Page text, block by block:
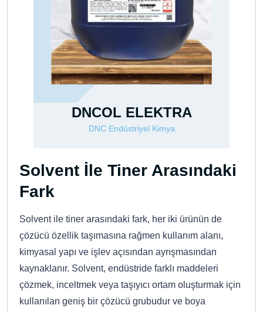
DNCOL ELEKTRA
DNC Endüstriyel Kimya
Solvent İle Tiner Arasındaki
Fark
Solvent ile tiner arasındaki fark, her iki ürünün de
çözücü özellik taşımasına rağmen kullanım alanı,
kimyasal yapı ve işlev açısından ayrışmasından
kaynaklanır. Solvent, endüstride farklı maddeleri
çözmek, inceltmek veya taşıyıcı ortam oluşturmak için
kullanılan geniş bir çözücü grubudur ve boya